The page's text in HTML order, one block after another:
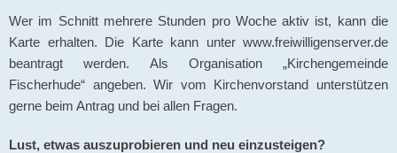
Wer im Schnitt mehrere Stunden pro Woche aktiv ist, kann die
Karte erhalten. Die Karte kann unter www.freiwilligenserver.de
beantragt werden. Als Organisation „Kirchengemeinde
Fischerhude“ angeben. Wir vom Kirchenvorstand unterstützen
gerne beim Antrag und bei allen Fragen.
Lust, etwas auszuprobieren und neu einzusteigen?